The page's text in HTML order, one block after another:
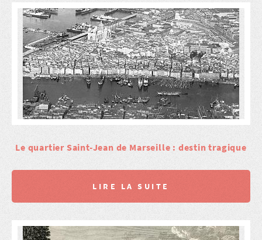
Le quartier Saint-Jean de Marseille : destin tragique
LIRE LA SUITE